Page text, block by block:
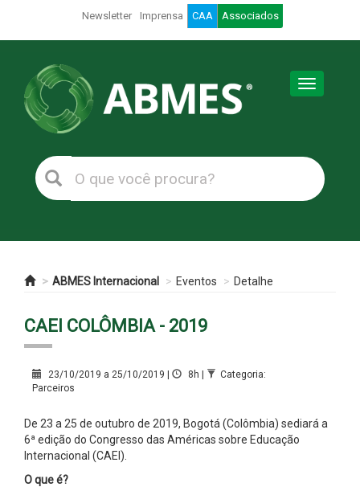
Newsletter Imprensa CAA Associados
Toggle
ABMES Internacional Eventos Detalhe
CAEI COLÔMBIA - 2019
23/10/2019 a 25/10/2019 | 8h |
Categoria:
Parceiros
De 23 a 25 de outubro de 2019, Bogotá (Colômbia) sediará a
6ª edição do Congresso das Américas sobre Educação
Internacional (CAEI).
O que é?